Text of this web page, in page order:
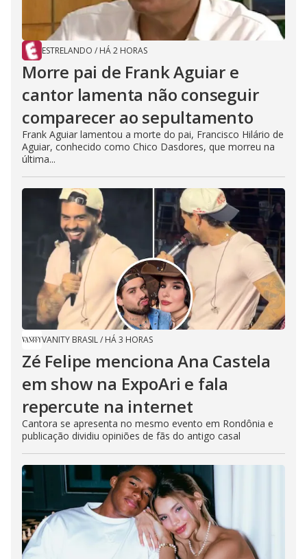
ESTRELANDO / HÁ 2 HORAS
Morre pai de Frank Aguiar e
cantor lamenta não conseguir
comparecer ao sepultamento
Frank Aguiar lamentou a morte do pai, Francisco Hilário de
Aguiar, conhecido como Chico Dasdores, que morreu na
última...
VANITY BRASIL/ HÁ 3 HORAS
Zé Felipe menciona Ana Castela
em show na ExpoAri e fala
repercute na internet
Cantora se apresenta no mesmo evento em Rondônia e
publicação dividiu opiniões de fãs do antigo casal